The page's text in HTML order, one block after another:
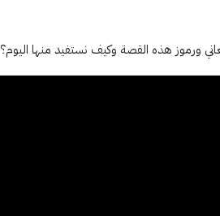
ورموز هذه القصة وكيف نستفيد منها اليوم؟